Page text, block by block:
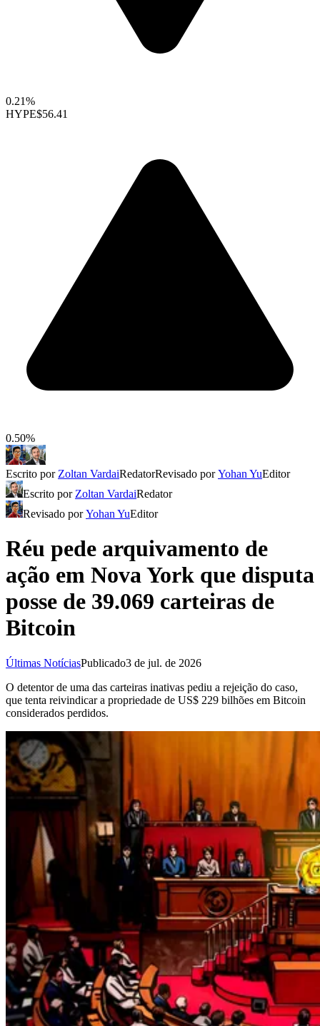
0.21%
HYPE$56.41
0.50%
Escrito por Zoltan VardaiRedatorRevisado porYohan YuEditor
Escrito por Zoltan VardaiRedator
Revisado porYohan YuEditor
Réu pede arquivamento de
ação em Nova York que disputa
posse de 39.069 carteiras de
Bitcoin
Últimas NotíciasPublicado3 de jul. de 2026
O detentor de uma das carteiras inativas pediu a rejeição do caso,
que tenta reivindicar a propriedade de US$ 229 bilhões em Bitcoin
considerados perdidos.